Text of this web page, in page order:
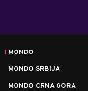
MONDO
MONDO SRBIJA
MONDO CRNA GORA